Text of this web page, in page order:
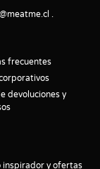
frecuentes
devoluciones y
inspirador y ofertas